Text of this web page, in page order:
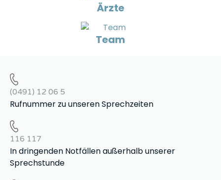
Ärzte
Team
(0491) 12 06 5
Rufnummer zu unseren Sprechzeiten
116 117
In dringenden Notfällen außerhalb unserer
Sprechstunde